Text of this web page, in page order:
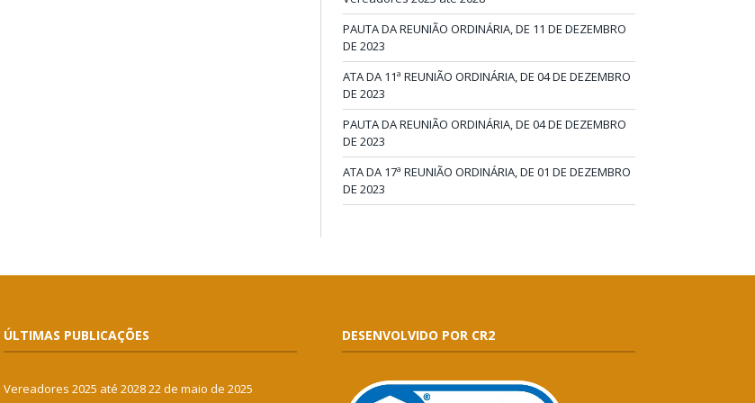
PAUTA DA REUNIÃO ORDINÁRIA, DE 11 DE DEZEMBRO
DE 2023
ATA DA 11ª REUNIÃO ORDINÁRIA, DE 04 DE DEZEMBRO
DE 2023
PAUTA DA REUNIÃO ORDINÁRIA, DE 04 DE DEZEMBRO
DE 2023
ATA DA 17ª REUNIÃO ORDINÁRIA, DE 01 DE DEZEMBRO
DE 2023
ÚLTIMAS PUBLICAÇÕES
Vereadores 2025 até 202822 de maio de 2025
DESENVOLVIDO POR CR2